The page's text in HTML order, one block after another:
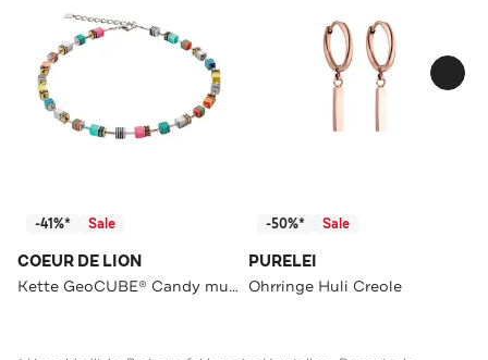
-41%* Sale
COEUR DE LION
Kette GeoCUBE® Candy multicolorspring
-50%* Sale
PURELEI
Ohrringe Huli Creole